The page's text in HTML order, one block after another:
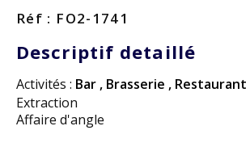
Réf : FO2-1741
Descriptif detaillé
Activités : Bar , Brasserie , Restaurant
Extraction
Affaire d'angle